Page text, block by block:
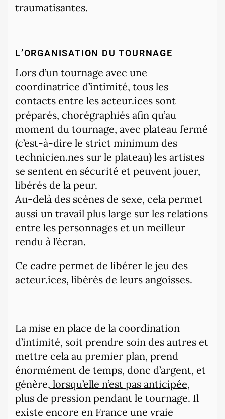
traumatisantes.
L’ORGANISATION DU TOURNAGE
Lors d’un tournage avec une
coordinatrice d’intimité, tous les
contacts entre les acteur.ices sont
préparés, chorégraphiés afin qu’au
moment du tournage, avec plateau fermé
(c’est-à-dire le strict minimum des
technicien.nes sur le plateau) les artistes
se sentent en sécurité et peuvent jouer,
libérés de la peur.
Au-delà des scènes de sexe, cela permet
aussi un travail plus large sur les relations
entre les personnages et un meilleur
rendu à l’écran.
Ce cadre permet de libérer le jeu des
acteur.ices, libérés de leurs angoisses.
La mise en place de la coordination
d’intimité, soit prendre soin des autres et
mettre cela au premier plan, prend
énormément de temps, donc d’argent, et
génère, lorsqu’elle n’est pas anticipée,
plus de pression pendant le tournage. Il
existe encore en France une vraie